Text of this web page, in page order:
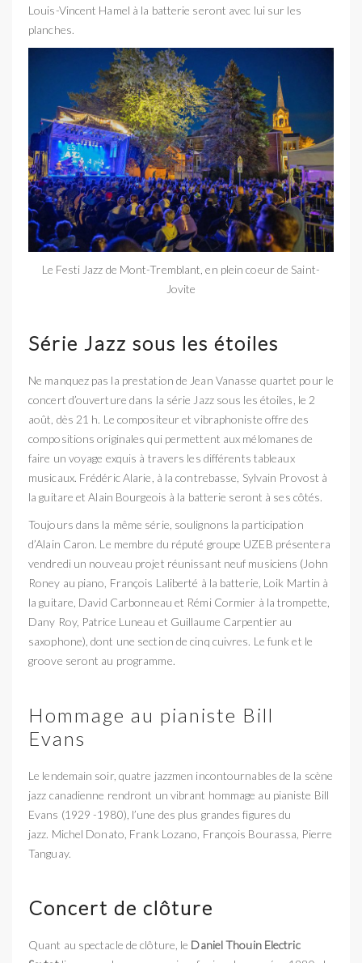
Louis-Vincent Hamel à la batterie seront avec lui sur les
planches.
Le Festi Jazz de Mont-Tremblant, en plein coeur de Saint-
Jovite
Série Jazz sous les étoiles
Ne manquez pas la prestation de Jean Vanasse quartet pour le
concert d’ouverture dans la série Jazz sous les étoiles, le 2
août, dès 21 h. Le compositeur et vibraphoniste offre des
compositions originales qui permettent aux mélomanes de
faire un voyage exquis à travers les différents tableaux
musicaux. Frédéric Alarie, à la contrebasse, Sylvain Provost à
la guitare et Alain Bourgeois à la batterie seront à ses côtés.
Toujours dans la même série, soulignons la participation
d’Alain Caron. Le membre du réputé groupe UZEB présentera
vendredi un nouveau projet réunissant neuf musiciens (John
Roney au piano, François Laliberté à la batterie, Loik Martin à
la guitare, David Carbonneau et Rémi Cormier à la trompette,
Dany Roy, Patrice Luneau et Guillaume Carpentier au
saxophone), dont une section de cinq cuivres. Le funk et le
groove seront au programme.
Hommage au pianiste Bill
Evans
Le lendemain soir, quatre jazzmen incontournables de la scène
jazz canadienne rendront un vibrant hommage au pianiste Bill
Evans (1929 -1980), l’une des plus grandes figures du
jazz. Michel Donato, Frank Lozano, François Bourassa, Pierre
Tanguay.
Concert de clôture
Quant au spectacle de clôture, le Daniel Thouin Electric